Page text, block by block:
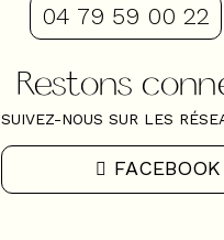
04 79 59 00 22
Restons
SUIVEZ-NOUS SUR LES
FACEBOOK